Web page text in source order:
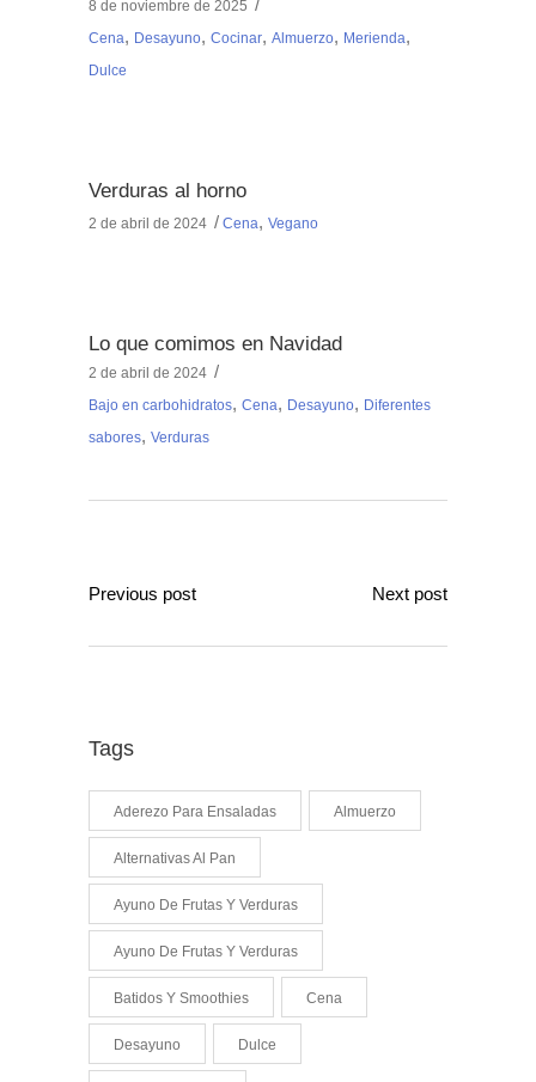
8 de noviembre de 2025
Cena, Desayuno, Cocinar, Almuerzo, Merienda,
Dulce
Verduras al horno
2 de abril de 2024 Cena, Vegano
Lo que comimos en Navidad
2 de abril de 2024
Bajo en carbohidratos, Cena, Desayuno, Diferentes
sabores, Verduras
Previous post Next post
Tags
Aderezo Para Ensaladas Almuerzo
Alternativas Al Pan
Ayuno De Frutas Y Verduras
Ayuno De Frutas Y Verduras
Batidos Y Smoothies Cena
Desayuno Dulce